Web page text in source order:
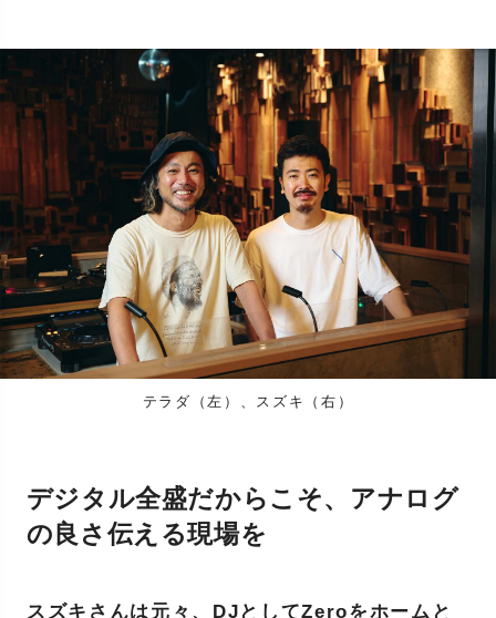
テラダ（左）、スズキ（右）
デジタル全盛だからこそ、アナログ
の良さ伝える現場を
スズキさんは元々、DJとしてZeroをホームと